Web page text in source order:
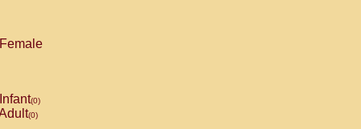
Female
Infant(0)
(0)